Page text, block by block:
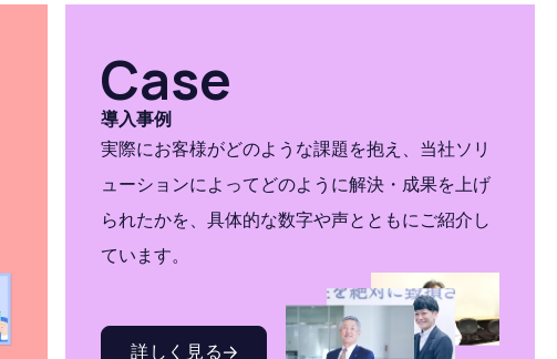
Case
導入事例
実際にお客様がどのような課題を抱え、当社ソリ
ューションによってどのように解決・成果を上げ
られたかを、具体的な数字や声とともにご紹介し
ています。
詳しく見る